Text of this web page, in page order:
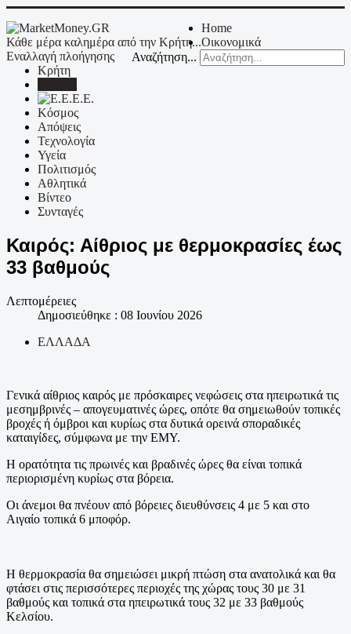
Κάθε μέρα καλημέρα από την Κρήτη...
Αναζήτηση...
Εναλλαγή πλοήγησης
Home
Οικονομικά
Κρήτη
Ε.Ε.
Κόσμος
Απόψεις
Τεχνολογία
Υγεία
Πολιτισμός
Αθλητικά
Βίντεο
Συνταγές
Καιρός: Αίθριος με θερμοκρασίες έως
33 βαθμούς
Λεπτομέρειες
Δημοσιεύθηκε : 08 Ιουνίου 2026
ΕΛΛΑΔΑ
Γενικά αίθριος καιρός με πρόσκαιρες νεφώσεις στα ηπειρωτικά τις
μεσημβρινές – απογευματινές ώρες, οπότε θα σημειωθούν τοπικές
βροχές ή όμβροι και κυρίως στα δυτικά ορεινά σποραδικές
καταιγίδες, σύμφωνα με την ΕΜΥ.
Η ορατότητα τις πρωινές και βραδινές ώρες θα είναι τοπικά
περιορισμένη κυρίως στα βόρεια.
Οι άνεμοι θα πνέουν από βόρειες διευθύνσεις 4 με 5 και στο
Αιγαίο τοπικά 6 μποφόρ.
Η θερμοκρασία θα σημειώσει μικρή πτώση στα ανατολικά και θα
φτάσει στις περισσότερες περιοχές της χώρας τους 30 με 31
βαθμούς και τοπικά στα ηπειρωτικά τους 32 με 33 βαθμούς
Κελσίου.